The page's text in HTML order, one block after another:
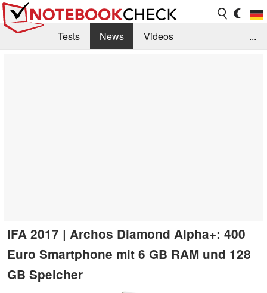
Tests News
Videos
...
IFA 2017 | Archos Diamond Alpha+: 400
Euro Smartphone mit 6 GB RAM und 128
GB Speicher